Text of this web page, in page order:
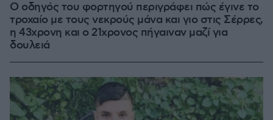
Ο οδηγός του φορτηγού περιγράφει πώς έγινε το
τροχαίο με τους νεκρούς μάνα και γιο στις Σέρρες,
η 43χρονη και ο 21χρονος πήγαιναν μαζί για
δουλειά